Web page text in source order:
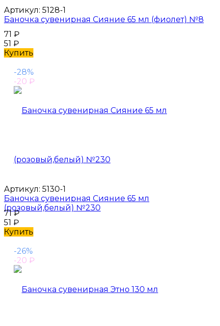
Артикул: 5128-1
Баночка сувенирная Сияние 65 мл (фиолет) №8
71 ₽
51 ₽
Купить
-28%
-20 ₽
Артикул: 5130-1
Баночка сувенирная Сияние 65 мл
(розовый,белый) №230
71₽
51 ₽
Купить
-26%
-20 ₽